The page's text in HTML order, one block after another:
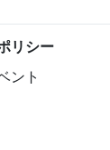
リシー
ント